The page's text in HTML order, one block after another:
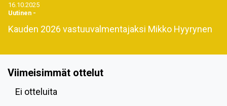
16.10.2025
Uutinen -
Kauden 2026 vastuuvalmentajaksi Mikko Hyyrynen
Viimeisimmät ottelut
Ei otteluita